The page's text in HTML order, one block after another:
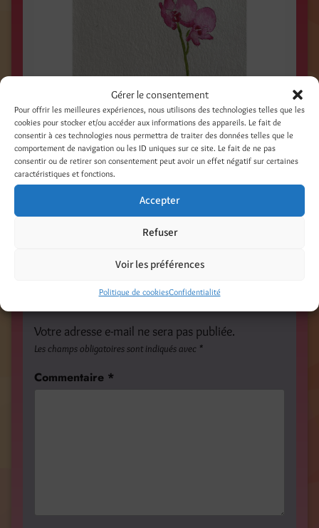
Gérer le consentement
Pour offrir les meilleures expériences, nous utilisons des technologies telles que les
cookies pour stocker et/ou accéder aux informations des appareils. Le fait de
consentir à ces technologies nous permettra de traiter des données telles que le
comportement de navigation ou les ID uniques sur ce site. Le fait de ne pas
consentir ou de retirer son consentement peut avoir un effet négatif sur certaines
caractéristiques et fonctions.
Accepter
Refuser
Voir les préférences
Politique de cookiesConfidentialité
Facebook
Threads
LinkedIn Pinterest
Nextdoor
Illustrations - Peinture - Photo - Mixed Media
Laisser un commentaire
Votre adresse e-mail ne sera pas publiée.
Les champs obligatoires sont indiqués avec *
Commentaire *